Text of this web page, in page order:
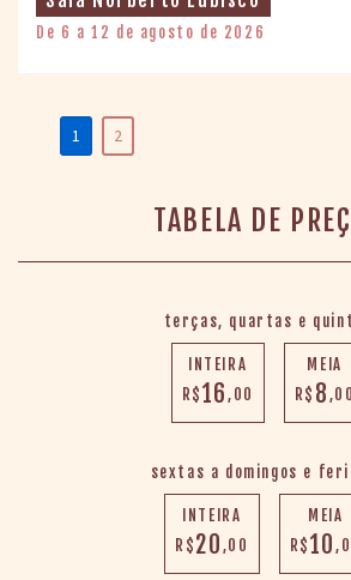
TABELA DE
terças, quartas e
INTEIRA
R$16,00
MEIA
R$ 8,00
sextas a domingos e
INTEIRA
R$20,00
MEIA
R$10
De 6 a 12 de agosto de 2026
1 2